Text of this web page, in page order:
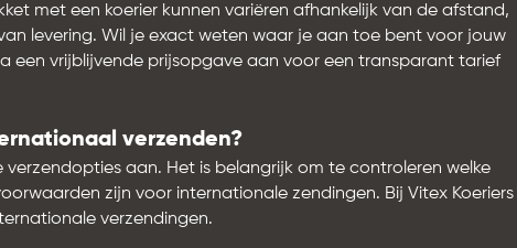
met een koerier kunnen variëren afhankelijk van de afstand,
levering. Wil je exact weten waar je aan toe bent voor jouw
een vrijblijvende prijsopgave aan voor een transparant tarief
verzenden?
aan. Het is belangrijk om te controleren welke
zijn voor internationale zendingen. Bij Vitex Koeriers
verzendingen.